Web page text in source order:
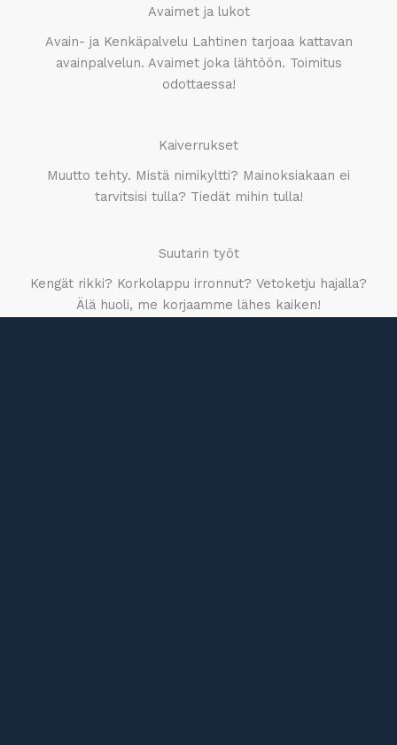
Avaimet ja lukot
Avain- ja Kenkäpalvelu Lahtinen tarjoaa kattavan
avainpalvelun. Avaimet joka lähtöön. Toimitus
odottaessa!
Kaiverrukset
Muutto tehty. Mistä nimikyltti? Mainoksiakaan ei
tarvitsisi tulla? Tiedät mihin tulla!
Suutarin työt
Kengät rikki? Korkolappu irronnut? Vetoketju hajalla?
Älä huoli, me korjaamme lähes kaiken!